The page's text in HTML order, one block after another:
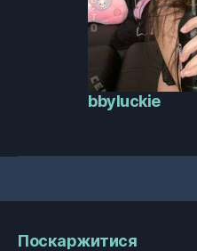
bbyluckie
Поскаржитися